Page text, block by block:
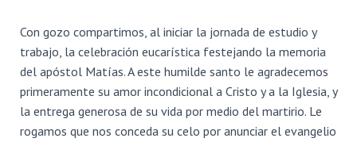
E
A
Con gozo compartimos, al iniciar la jornada de estudio y
trabajo, la celebración eucarística festejando la memoria
del apóstol Matías. A este humilde santo le agradecemos
primeramente su amor incondicional a Cristo y a la Iglesia, y
la entrega generosa de su vida por medio del martirio. Le
rogamos que nos conceda su celo por anunciar el evangelio